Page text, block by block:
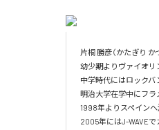
片桐 勝彦（かたぎり か
幼少期よりヴァイオリ
中学時代にはロックバ
明治大学在学中にフラ
1998年よりスペイン
2005年にはJ-WAVE